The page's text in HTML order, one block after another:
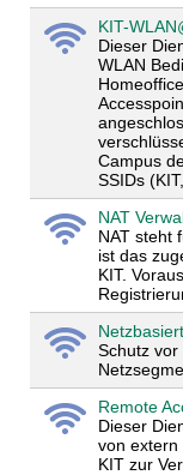
KIT-
Dieser
WLAN
Campus
SSIDs
NAT
NAT steht
ist das
KIT.
Schutz
Remote
Dieser
von extern
KIT zur